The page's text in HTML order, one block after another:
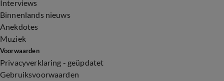
Interviews
Binnenlands nieuws
Anekdotes
Muziek
Voorwaarden
Privacyverklaring - geüpdatet
Gebruiksvoorwaarden